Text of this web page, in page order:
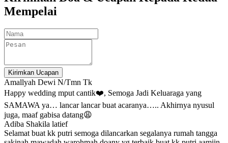
Mempelai
Kirimkan Ucapan
Amallyah Dewi N/Tmn Tk
Happy wedding mput cantik❤️, Semoga Jadi Keluaraga yang
SAMAWA ya… lancar lancar buat acaranya….. Akhirnya nyusul
juga, maaf gabisa datang😩
Adiba Shakila latief
Selamat buat kk putri semoga dilancarkan segalanya rumah tangga